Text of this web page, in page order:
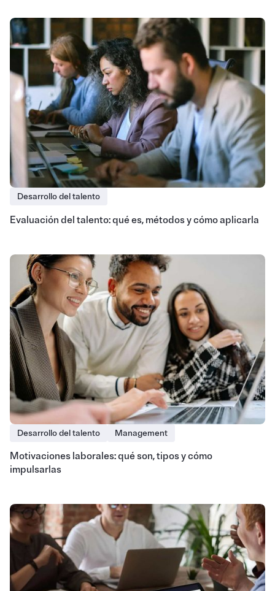
Desarrollo del talento
Evaluación del talento: qué es, métodos y cómo aplicarla
Desarrollo del talento Management
Motivaciones laborales: qué son, tipos y cómo
impulsarlas